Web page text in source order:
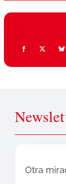
Otra